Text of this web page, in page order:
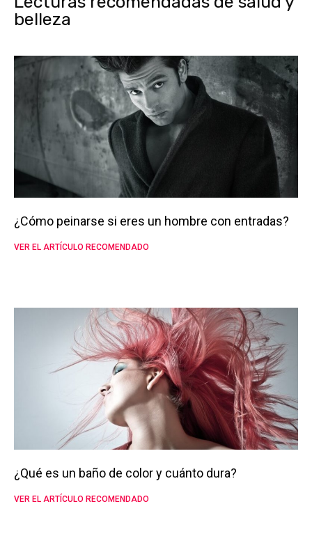
belleza
¿Cómo peinarse si eres un hombre con entradas?
VER EL ARTÍCULO RECOMENDADO
¿Qué es un baño de color y cuánto dura?
VER EL ARTÍCULO RECOMENDADO